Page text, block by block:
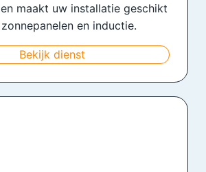
maakt uw installatie geschikt
en inductie.
Bekijk dienst